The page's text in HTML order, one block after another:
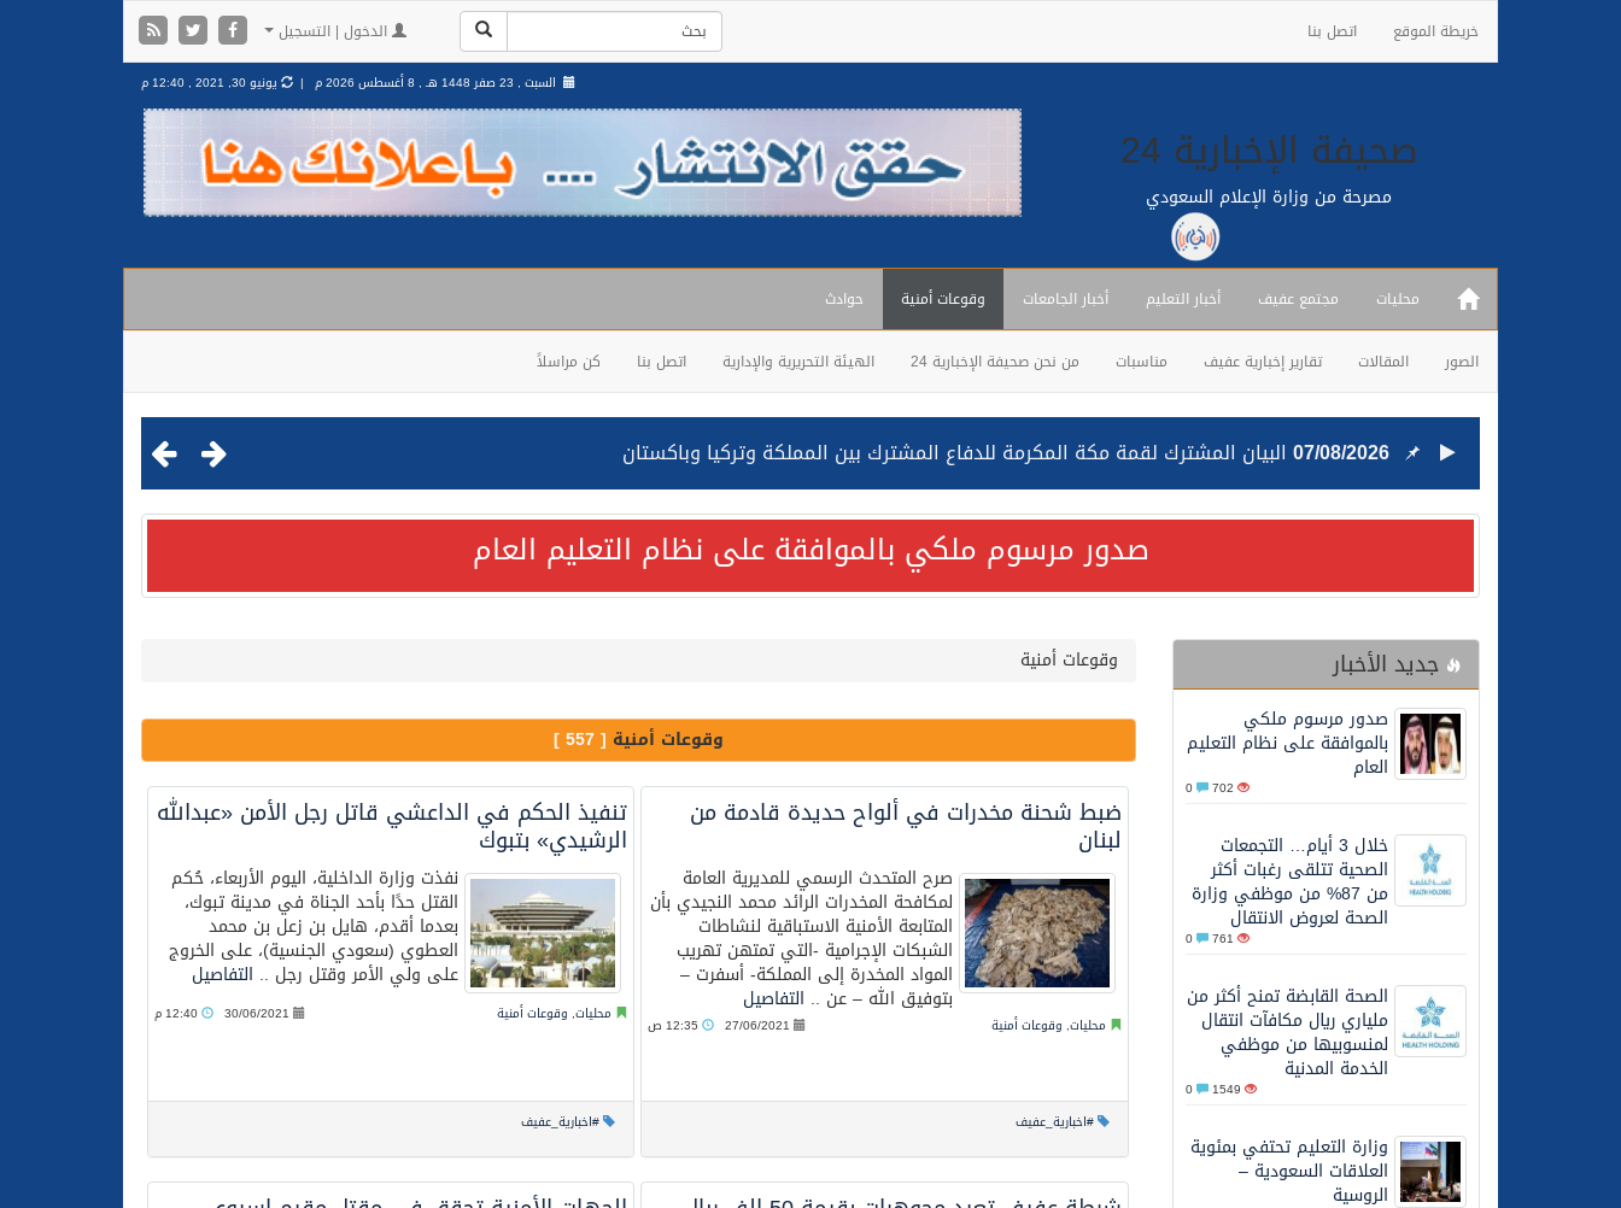
خريطة الموقع اتصل بنا الدخول | التسجيل
صحيفة الإخبارية 24
مصرحة من وزارة الإعلام السعودي
السبت , 23 صفر 1448 هـ , 8 أغسطس 2026 م | يونيو 30, 2021 , 12:40 م
محليات مجتمع عفيف أخبار التعليم أخبار الجامعات وقوعات أمنية حوادث
الصور المقالات تقارير إخبارية عفيف مناسبات من نحن صحيفة الإخبارية 24 الهيئة التحريرية والإدارية اتصل بنا كن مراسلاً
07/08/2026 البيان المشترك لقمة مكة المكرمة للدفاع المشترك بين المملكة وتركيا وباكستان
25/07/2026قيادة القوات المشتركة للتحالف: نفذنا عملية رد عسكري متناسبة لأهداف عسكرية مشروعة تابعة للمليشيا الحوثية الإرهابية في محافظة الحديدة
24/07/2026مصدر مسؤول بالهيئة العامة للنقل: استهداف السفينة السعودية NCC MASA خلال إبحارها في البحر الأحمر نتج عنه إصابة طفيفة في بدنها
24/07/2026
صدور مرسوم ملكي بالموافقة على نظام التعليم العام
23/07/2026مصدر مسؤول بالهيئة العامة للنقل: سلامة جميع أفراد طاقم سفينة (ENCELIA) وتم اتخاذ الإجراءات اللازمة لتأمينها
وزارة الموارد البشرية والتنمية الاجتماعية تمدد مهلة تصحيح أوضاع رخص العمل حتى نهاية العام الحالي
28/06/2026خلال 3 أيام… التجمعات الصحية تتلقى رغبات أكثر من 87% من موظفي وزارة الصحة لعروض الانتقال
سمو ولي العهد يتلقى اتصالًا هاتفيًا من رئيس الوزراء الباكستاني
27/05/2026الهيئة العامة للأمن الغذائي تكثف جهودها للحد من الفقد والهدر الغذائي خلال موسم حج 1447هـ
محافظ عفيف يؤدي صلاة عيد الأضحى
صدور مرسوم ملكي بالموافقة على نظام التعليم العام
جديد الأخبار
صدور مرسوم ملكي
بالموافقة على نظام التعليم
العام
702
خلال 3 أيام… التجمعات
الصحية تتلقى رغبات أكثر
من 87% من موظفي وزارة
الصحة لعروض الانتقال
761
الصحة القابضة تمنح أكثر من
ملياري ريال مكافآت انتقال
لمنسوبيها من موظفي
الخدمة المدنية
1549
وزارة التعليم تحتفي بمئوية
العلاقات السعودية –
الروسية
وقوعات أمنية
وقوعات أمنية [ 557 ]
تنفيذ الحكم في الداعشي قاتل رجل الأمن «عبدالله
الرشيدي» بتبوك
نفذت وزارة الداخلية، اليوم الأربعاء، حُكم
القتل حدًا بأحد الجناة في مدينة تبوك،
بعدما أقدم، هايل بن زعل بن محمد
العطوي (سعودي الجنسية)، على الخروج
على ولي الأمر وقتل رجل .. التفاصيل
محليات, وقوعات أمنية 30/06/2021
#اخبارية_عفيف
ضبط شحنة مخدرات في ألواح حديدة قادمة من
لبنان
صرح المتحدث الرسمي للمديرية العامة
لمكافحة المخدرات الرائد محمد النجيدي بأن
المتابعة الأمنية الاستباقية لنشاطات
الشبكات الإجرامية -التي تمتهن تهريب
المواد المخدرة إلى المملكة- أسفرت –
بتوفيق الله – عن .. التفاصيل
محليات, وقوعات أمنية 27/06/2021 12:35 ص
#اخبارية_عفيف